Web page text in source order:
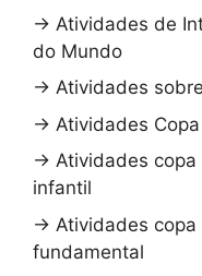
→ Atividades de
do Mundo
→ Atividades
→ Atividades
→ Atividades
infantil
→ Atividades
fundamental